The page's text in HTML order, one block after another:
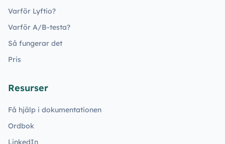
Varför Lyftio?
Varför A/B-testa?
Så fungerar det
Pris
Resurser
Få hjälp i dokumentationen
Ordbok
LinkedIn